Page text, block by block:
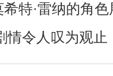
特·雷纳的角
令人叹为观止